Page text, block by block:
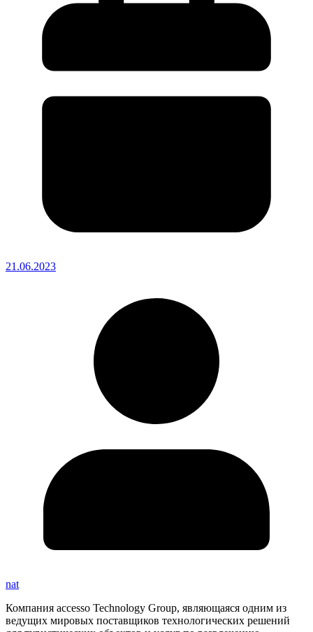
21.06.2023
nat
Компания accesso Technology Group, являющаяся одним из
ведущих мировых поставщиков технологических решений